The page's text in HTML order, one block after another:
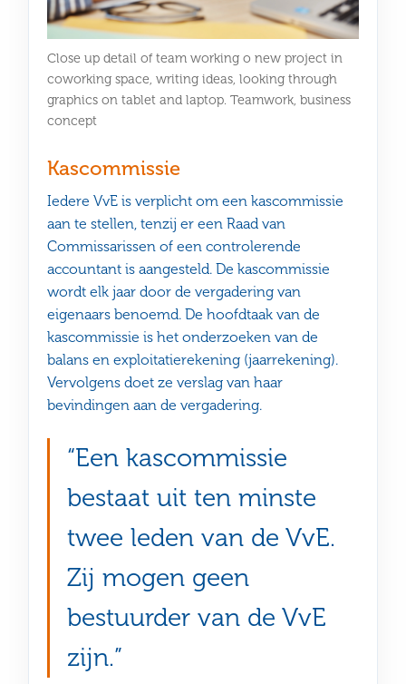
Close up detail of team working o new project in
coworking space, writing ideas, looking through
graphics on tablet and laptop. Teamwork, business
concept
Kascommissie
Iedere VvE is verplicht om een kascommissie
aan te stellen, tenzij er een Raad van
Commissarissen of een controlerende
accountant is aangesteld. De kascommissie
wordt elk jaar door de vergadering van
eigenaars benoemd. De hoofdtaak van de
kascommissie is het onderzoeken van de
balans en exploitatierekening (jaarrekening).
Vervolgens doet ze verslag van haar
bevindingen aan de vergadering.
Een kascommissie
bestaat uit ten minste
twee leden van de VvE.
Zij mogen geen
bestuurder van de VvE
zijn.